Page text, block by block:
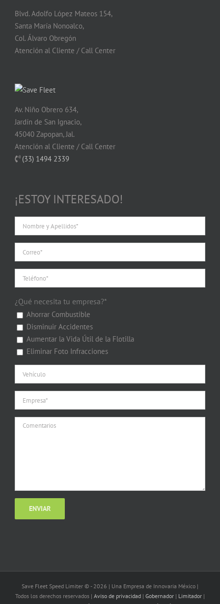
Blvd. Adolfo López Mateos 154,
Santa María Nonoalco,
Col. Álvaro Obregón
Atención al Cliente / Call Center
Av. Niño Obrero 634,
Jardín de San Ignacio,
45040 Zapopan, Jal.
Atención al Cliente / Call Center
(33) 1494 2339
¡ESTOY INTERESADO!
¿Qué necesita tu empresa?*
Ahorrar Combustible
Disminuir Accidentes
Aumentar la Vida Útil de la Flotilla
Eliminar Foto Infracciones
Save Fleet Speed Limiter © - 2026 | Una Empresa de Innovaria México |
Todos los derechos reservados | Aviso de privacidad | Gobernador | Limitador |